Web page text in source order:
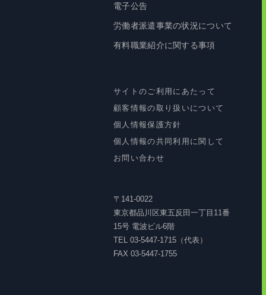
電子公告
労働者派遣事業の状況について
有料職業紹介に関する事項
サイトのご利用にあたって
顧客情報の取り扱いについて
個人情報保護方針
個人情報の共同利用に関して
お問い合わせ
〒141-0022
東京都品川区東五反田一丁目11番
15号 電波ビル6階
TEL 03-5447-1715（代表）
FAX 03-5447-1755